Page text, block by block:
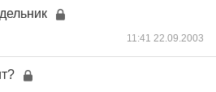
11:41 22.09.2003